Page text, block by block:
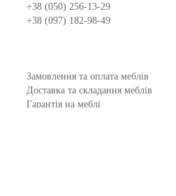
+38 (050) 256-13-29
+38 (097) 182-98-49
Замовлення та оплата меблів
Доставка та складання меблів
Гарантія на меблі